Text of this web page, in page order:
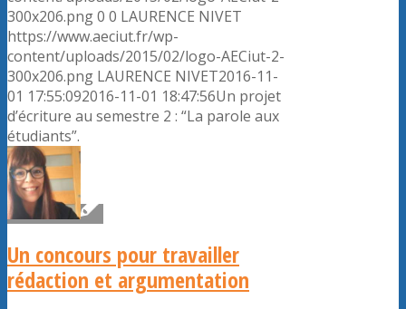
300x206.png0 0 LAURENCE NIVET
https://www.aeciut.fr/wp-
content/uploads/2015/02/logo-AECiut-2-
300x206.png LAURENCE NIVET2016-11-
01 17:55:092016-11-01 18:47:56Un projet
d’écriture au semestre 2 : “La parole aux
étudiants”.
Un concours pour travailler
rédaction et argumentation